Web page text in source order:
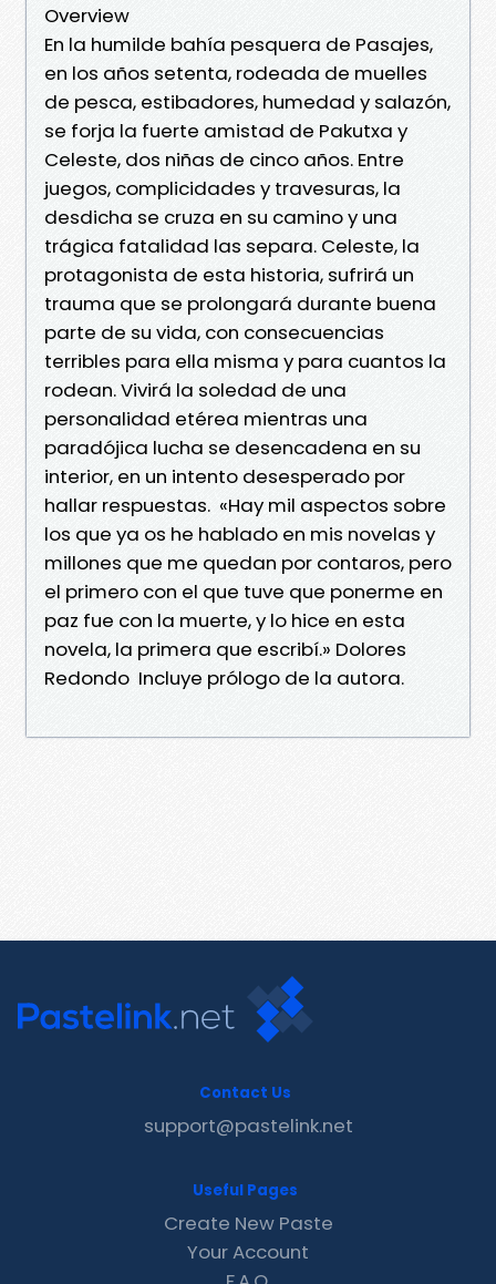
Overview
En la humilde bahía pesquera de Pasajes,
en los años setenta, rodeada de muelles
de pesca, estibadores, humedad y salazón,
se forja la fuerte amistad de Pakutxa y
Celeste, dos niñas de cinco años. Entre
juegos, complicidades y travesuras, la
desdicha se cruza en su camino y una
trágica fatalidad las separa. Celeste, la
protagonista de esta historia, sufrirá un
trauma que se prolongará durante buena
parte de su vida, con consecuencias
terribles para ella misma y para cuantos la
rodean. Vivirá la soledad de una
personalidad etérea mientras una
paradójica lucha se desencadena en su
interior, en un intento desesperado por
hallar respuestas. «Hay mil aspectos sobre
los que ya os he hablado en mis novelas y
millones que me quedan por contaros, pero
el primero con el que tuve que ponerme en
paz fue con la muerte, y lo hice en esta
novela, la primera que escribí.» Dolores
Redondo Incluye prólogo de la autora.
Contact Us
support@pastelink.net
Useful Pages
Create New Paste
Your Account